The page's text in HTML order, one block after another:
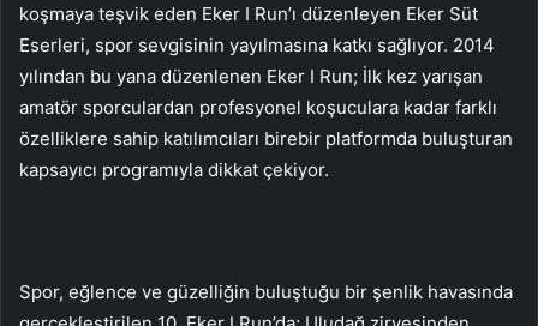
koşmaya teşvik eden Eker I Run’ı düzenleyen Eker Süt
Eserleri, spor sevgisinin yayılmasına katkı sağlıyor. 2014
yılından bu yana düzenlenen Eker I Run; İlk kez yarışan
amatör sporculardan profesyonel koşuculara kadar farklı
özelliklere sahip katılımcıları birebir platformda buluşturan
kapsayıcı programıyla dikkat çekiyor.
Spor, eğlence ve güzelliğin buluştuğu bir şenlik havasında